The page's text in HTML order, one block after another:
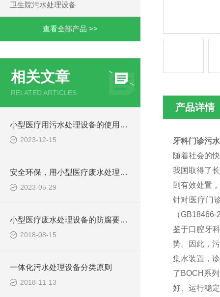
卫生院污水处理设备
查看全部产品 >>
相关文章
RELATED ARTICLES
小型医疗用污水处理设备的使用注意事项
2023-12-15
安全环保，用小型医疗废水处理设备
2023-05-29
小型医疗废水处理设备的防腐要求你做到了吗
2018-08-15
一体化污水处理设备分类原则
2018-11-13
产品详情
牙科门诊污
随着社会的
我国取得了
到有效处置
针对医疗门
（
鉴于口腔牙
势。因此，
集水装置，
了BOCH系
好、运行稳